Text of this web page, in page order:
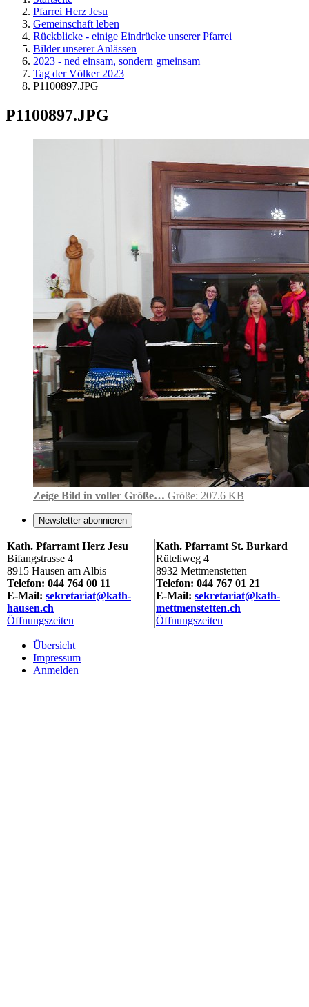
Pfarrei Herz Jesu
Gemeinschaft leben
Rückblicke - einige Eindrücke unserer Pfarrei
Bilder unserer Anlässen
2023 - ned einsam, sondern gmeinsam
Tag der Völker 2023
P1100897.JPG
P1100897.JPG
Zeige Bild in voller Größe… Größe: 207.6 KB
Newsletter abonnieren
Kath. Pfarramt Herz Jesu
Bifangstrasse 4
8915 Hausen am Albis
Telefon: 044 764 00 11
E-Mail: sekretariat@kath-
hausen.ch
Öffnungszeiten
Kath. Pfarramt St. Burkard
Rüteliweg 4
8932 Mettmenstetten
Telefon: 044 767 01 21
E-Mail: sekretariat@kath-
mettmenstetten.ch
Öffnungszeiten
Übersicht
Impressum
Anmelden